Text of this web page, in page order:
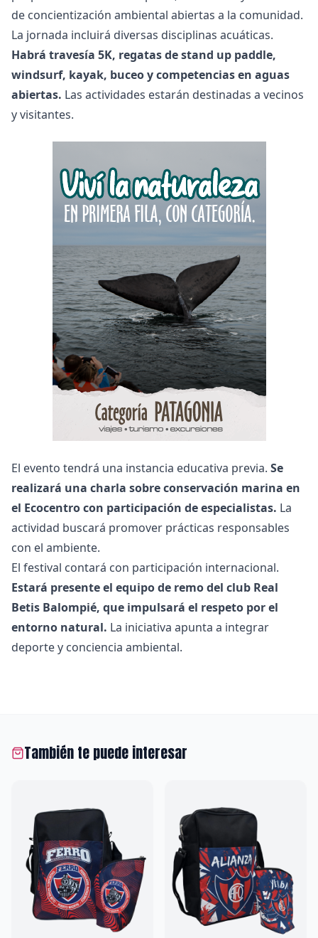
de concientización ambiental abiertas a la comunidad.
La jornada incluirá diversas disciplinas acuáticas.
Habrá travesía 5K, regatas de stand up paddle,
windsurf, kayak, buceo y competencias en aguas
abiertas. Las actividades estarán destinadas a vecinos
y visitantes.
El evento tendrá una instancia educativa previa. Se
realizará una charla sobre conservación marina en
el Ecocentro con participación de especialistas. La
actividad buscará promover prácticas responsables
con el ambiente.
El festival contará con participación internacional.
Estará presente el equipo de remo del club Real
Betis Balompié, que impulsará el respeto por el
entorno natural. La iniciativa apunta a integrar
deporte y conciencia ambiental.
También te puede interesar